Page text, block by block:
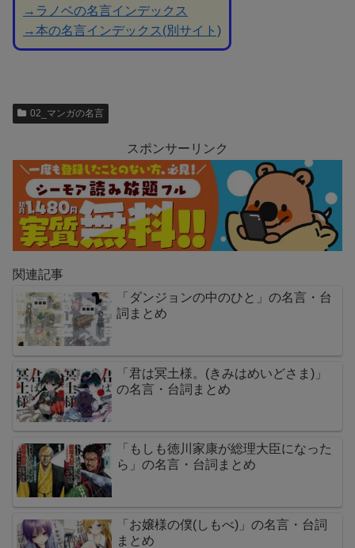
→ラノベの名言インデックス
→本の名言インデックス(別サイト)
02_マンガの名言
スポンサーリンク
関連記事
「ダンジョンの中のひと」の名言・台
詞まとめ
「君は冥土様。(きみはめいどさま)」
の名言・台詞まとめ
「もしも徳川家康が総理大臣になった
ら」の名言・台詞まとめ
「お嬢様の僕(しもべ)」の名言・台詞
まとめ